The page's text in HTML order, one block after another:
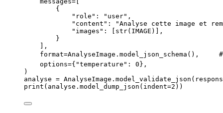
{
" role " : " user" ,
" content " : "Analyse cette image et
" images " : str( IMAGE )
,
}
],
format=AnalyseImage. model_json_schema () ,
options={ "temperature " : 0 } ,
)
analyse = AnalyseImage. model_validate_json (
print ( analyse. model_dump_json ( indent=2 ))